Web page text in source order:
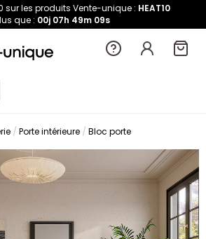
sur les produits Vente-unique : HEAT10
que : 00j 07h 49m 09s
Porte intérieure Bloc porte